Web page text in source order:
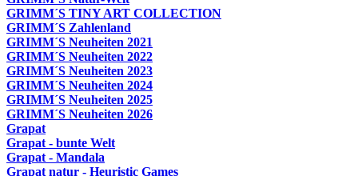
GRIMM´S TINY ART COLLECTION
GRIMM´S Zahlenland
GRIMM´S Neuheiten 2021
GRIMM´S Neuheiten 2022
GRIMM´S Neuheiten 2023
GRIMM´S Neuheiten 2024
GRIMM´S Neuheiten 2025
GRIMM´S Neuheiten 2026
Grapat
Grapat - bunte Welt
Grapat - Mandala
Grapat natur - Heuristic Games